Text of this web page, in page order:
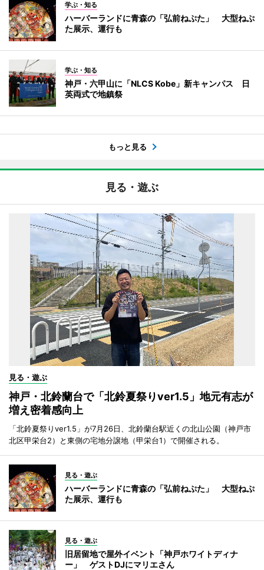
学ぶ・知る
ハーバーランドに青森の「弘前ねぷた」 大型ねぷ
た展示、運行も
学ぶ・知る
神戸・六甲山に「NLCS Kobe」新キャンパス 日
英両式で地鎮祭
もっと見る
見る・遊ぶ
見る・遊ぶ
神戸・北鈴蘭台で「北鈴夏祭りver1.5」地元有志が
増え密着感向上
「北鈴夏祭りver1.5」が7月26日、北鈴蘭台駅近くの北山公園（神戸市
北区甲栄台2）と東側の宅地分譲地（甲栄台1）で開催される。
見る・遊ぶ
ハーバーランドに青森の「弘前ねぷた」 大型ねぷ
た展示、運行も
見る・遊ぶ
旧居留地で屋外イベント「神戸ホワイトディナ
ー」 ゲストDJにマリエさん